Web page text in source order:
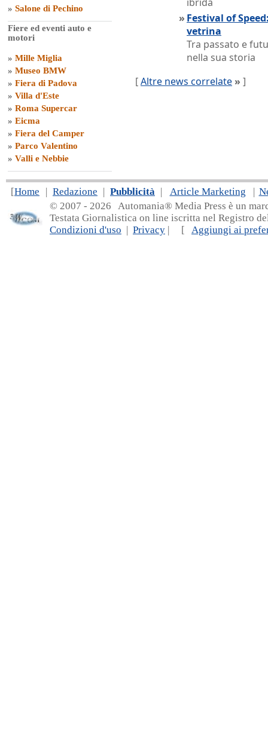
» Salone di Pechino
Fiere ed eventi auto e
motori
» Mille Miglia
» Museo BMW
» Fiera di Padova
» Villa d'Este
» Roma Supercar
» Eicma
» Fiera del Camper
» Parco Valentino
» Valli e Nebbie
» Festival of
vetrina
Tra passato e
nella sua storia
[Altre news correlate » ]
[Home | Redazione | Pubblicità | Article Marketing |
© 2007 - 2026 Automania® Media Press è un
Testata Giornalistica on line iscritta nel Registro
Condizioni d'uso | Privacy | [ Aggiungi ai